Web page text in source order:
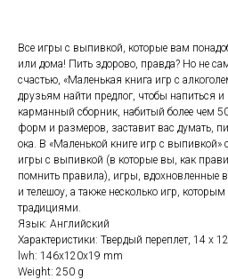
Все игры с выпивкой, которые вам
или дома! Пить здорово, правда? Но не
счастью, «Маленькая книга игр с
друзьям найти предлог, чтобы напиться и
карманный сборник, набитый более чем
форм и размеров, заставит вас думать,
ока. В «Маленькой книге игр с выпивкой»
игры с выпивкой (в которые вы, как
помнить правила), игры,
и телешоу, а также несколько игр,
традициями.
Язык: Английский
Характеристики: Твердый переплет, 14 х
lwh: 146x120x19 mm
Weight: 250 g